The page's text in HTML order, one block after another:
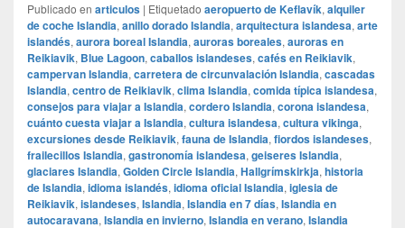
Publicado en articulos | Etiquetado aeropuerto de Keflavík, alquiler
de coche Islandia, anillo dorado Islandia, arquitectura islandesa, arte
islandés, aurora boreal Islandia, auroras boreales, auroras en
Reikiavik, Blue Lagoon, caballos islandeses, cafés en Reikiavik,
campervan Islandia, carretera de circunvalación Islandia, cascadas
Islandia, centro de Reikiavik, clima Islandia, comida típica islandesa,
consejos para viajar a Islandia, cordero Islandia, corona islandesa,
cuánto cuesta viajar a Islandia, cultura islandesa, cultura vikinga,
excursiones desde Reikiavik, fauna de Islandia, fiordos islandeses,
frailecillos Islandia, gastronomía islandesa, geiseres Islandia,
glaciares Islandia, Golden Circle Islandia, Hallgrímskirkja, historia
de Islandia, idioma islandés, idioma oficial Islandia, iglesia de
Reikiavik, islandeses, Islandia, Islandia en 7 días, Islandia en
autocaravana, Islandia en invierno, Islandia en verano, Islandia